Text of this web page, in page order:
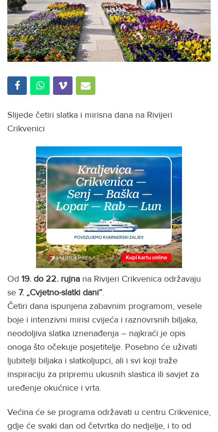
Slijede četiri slatka i mirisna dana na Rivijeri
Crikvenici
Od 19. do 22. rujna na Rivijeri Crikvenica održavaju
se 7. „Cvjetno-slatki dani“.
Četiri dana ispunjena zabavnim programom, vesele
boje i intenzivni mirisi cvijeća i raznovrsnih biljaka,
neodoljiva slatka iznenađenja – najkraći je opis
onoga što očekuje posjetitelje. Posebno će uživati
ljubitelji biljaka i slatkoljupci, ali i svi koji traže
inspiraciju za pripremu ukusnih slastica ili savjet za
uređenje okućnice i vrta.
Većina će se programa održavati u centru Crikvenice,
gdje će svaki dan od četvrtka do nedjelje, i to od